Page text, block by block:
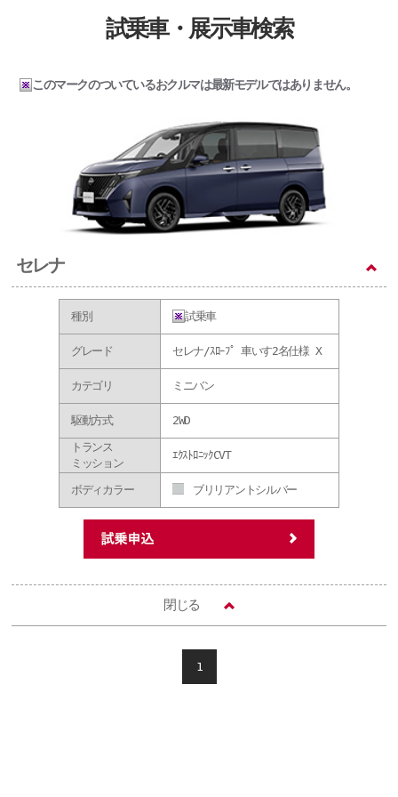
試乗車・展示車検索
このマークのついているおクルマは最新モデルではありません。
セレナ
種別 試乗車
グレード セレナ/ｽﾛｰﾌﾟ 車いす2名仕様 X
カテゴリ ミニバン
駆動方式
2WD
トランス
ミッション
ｴｸｽﾄﾛﾆｯｸCVT
ボディカラー ブリリアントシルバー
閉じる
1